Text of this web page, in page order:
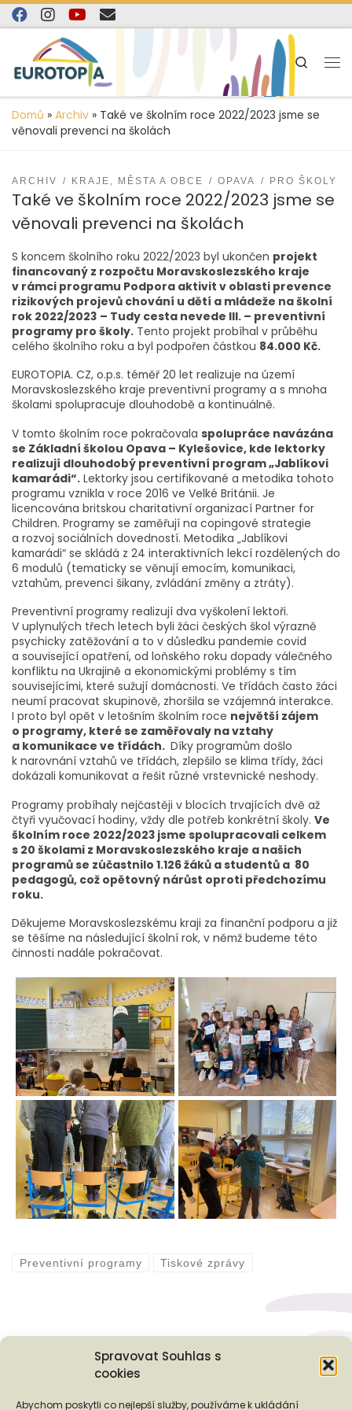
Spravovat Souhlas s
cookies
Abychom poskytli co nejlepší služby, používáme k ukládání
content
Skip to content
Search
Domů » Archiv » Také ve školním roce 2022/2023 jsme se
věnovali prevenci na školách
ARCHIV KRAJE, MĚSTA A OBCE OPAVA PRO ŠKOLY
Také ve školním roce 2022/2023 jsme se
věnovali prevenci na školách
S koncem školního roku 2022/2023 byl ukončen projekt
financovaný z rozpočtu Moravskoslezského kraje
v rámci programu Podpora aktivit v oblasti prevence
rizikových projevů chování u dětí a mládeže na školní
rok 2022/2023 – Tudy cesta nevede III. – preventivní
programy pro školy. Tento projekt probíhal v průběhu
celého školního roku a byl podpořen částkou 84.000 Kč.
EUROTOPIA. CZ, o.p.s. téměř 20 let realizuje na území
Moravskoslezského kraje preventivní programy a s mnoha
školami spolupracuje dlouhodobě a kontinuálně.
V tomto školním roce pokračovala spolupráce navázána
se Základní školou Opava – Kylešovice, kde lektorky
realizují dlouhodobý preventivní program „Jablíkovi
kamarádi“. Lektorky jsou certifikované a metodika tohoto
programu vznikla v roce 2016 ve Velké Británii. Je
licencována britskou charitativní organizací Partner for
Children. Programy se zaměřují na copingové strategie
a rozvoj sociálních dovedností. Metodika „Jablíkovi
kamarádi“ se skládá z 24 interaktivních lekcí rozdělených do
6 modulů (tematicky se věnují emocím, komunikaci,
vztahům, prevenci šikany, zvládání změny a ztráty).
Preventivní programy realizují dva vyškolení lektoři.
V uplynulých třech letech byli žáci českých škol výrazně
psychicky zatěžování a to v důsledku pandemie covid
a související opatření, od loňského roku dopady válečného
konfliktu na Ukrajině a ekonomickými problémy s tím
souvisejícími, které sužují domácnosti. Ve třídách často žáci
neumí pracovat skupinově, zhoršila se vzájemná interakce.
I proto byl opět v letošním školním roce největší zájem
o programy, které se zaměřovaly na vztahy
a komunikace ve třídách. Díky programům došlo
k narovnání vztahů ve třídách, zlepšilo se klima třídy, žáci
dokázali komunikovat a řešit různé vrstevnické neshody.
Programy probíhaly nejčastěji v blocích trvajících dvě až
čtyři vyučovací hodiny, vždy dle potřeb konkrétní školy. Ve
školním roce 2022/2023 jsme spolupracovali celkem
s 20 školami z Moravskoslezského kraje a našich
programů se zúčastnilo 1.126 žáků a studentů a 80
pedagogů, což opětovný nárůst oproti předchozímu
roku.
Děkujeme Moravskoslezskému kraji za finanční podporu a již
se těšíme na následující školní rok, v němž budeme této
činnosti nadále pokračovat.
Preventivní programy Tiskové zprávy
Podporují nás...